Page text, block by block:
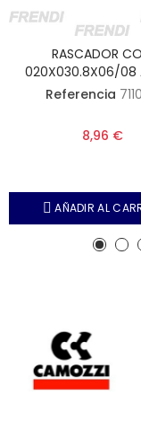
RASCADOR
020X030.8X06/08
Referencia
8,96 €
AÑADIR AL